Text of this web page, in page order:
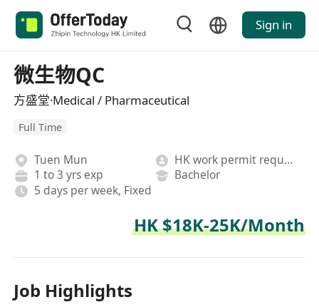
Sign in
微生物QC
方盛堂·Medical / Pharmaceutical
Full Time
Tuen Mun
HK work permit required
1 to 3 yrs exp
Bachelor
5 days per week, Fixed
HK $18K-25K/Month
Job Highlights